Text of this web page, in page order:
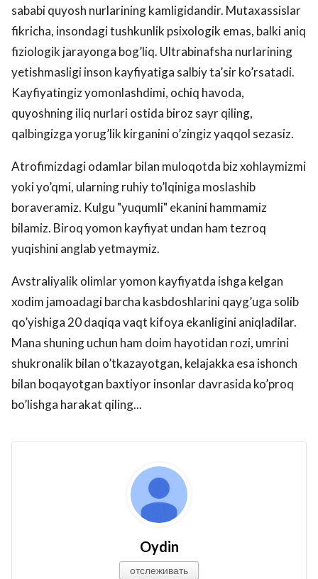
sababi quyosh nurlarining kamligidandir. Mutaxassislar
fikricha, insondagi tushkunlik psixologik emas, balki aniq
fiziologik jarayonga bog’liq. Ultrabinafsha nurlarining
yetishmasligi inson kayfiyatiga salbiy ta’sir ko’rsatadi.
Kayfiyatingiz yomonlashdimi, ochiq havoda,
quyoshning iliq nurlari ostida biroz sayr qiling,
qalbingizga yorug’lik kirganini o’zingiz yaqqol sezasiz.
Atrofimizdagi odamlar bilan muloqotda biz xohlaymizmi
yoki yo’qmi, ularning ruhiy to’lqiniga moslashib
boraveramiz. Kulgu "yuqumli" ekanini hammamiz
bilamiz. Biroq yomon kayfiyat undan ham tezroq
yuqishini anglab yetmaymiz.
Avstraliyalik olimlar yomon kayfiyatda ishga kelgan
xodim jamoadagi barcha kasbdoshlarini qayg’uga solib
qo’yishiga 20 daqiqa vaqt kifoya ekanligini aniqladilar.
Mana shuning uchun ham doim hayotidan rozi, umrini
shukronalik bilan o’tkazayotgan, kelajakka esa ishonch
bilan boqayotgan baxtiyor insonlar davrasida ko’proq
bo’lishga harakat qiling...
Oydin
отслеживать